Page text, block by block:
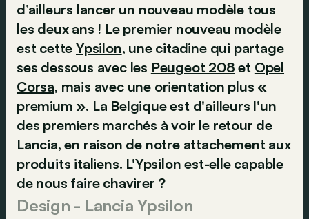
d’ailleurs lancer un nouveau modèle tous
les deux ans ! Le premier nouveau modèle
est cetteYpsilon, une citadine qui partage
ses dessous avec les Peugeot 208 et Opel
Corsa, mais avec une orientation plus «
premium ». La Belgique est d'ailleurs l'un
des premiers marchés à voir le retour de
Lancia, en raison de notre attachement aux
produits italiens. L'Ypsilon est-elle capable
de nous faire chavirer ?
Design - Lancia Ypsilon